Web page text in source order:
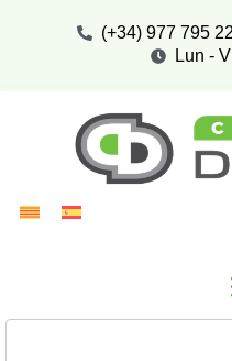
(+34) 977 795
Lun -